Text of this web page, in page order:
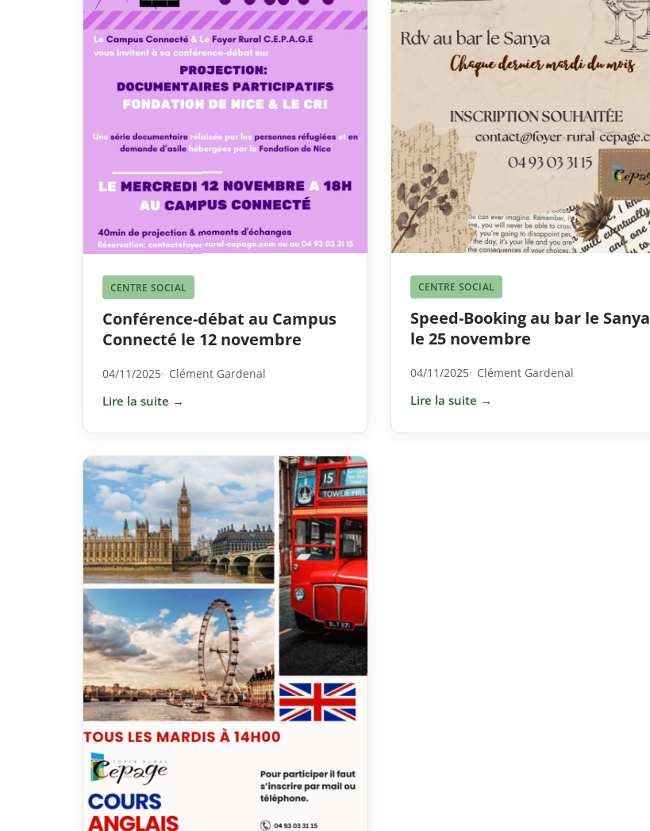
CENTRE SOCIAL
Conférence-débat au Campus
Connecté le 12 novembre
04/11/2025 Clément Gardenal
Lire la suite →
CENTRE SOCIAL
Speed-Booking au bar le Sanya
le 25 novembre
04/11/2025 Clément Gardenal
Lire la suite →